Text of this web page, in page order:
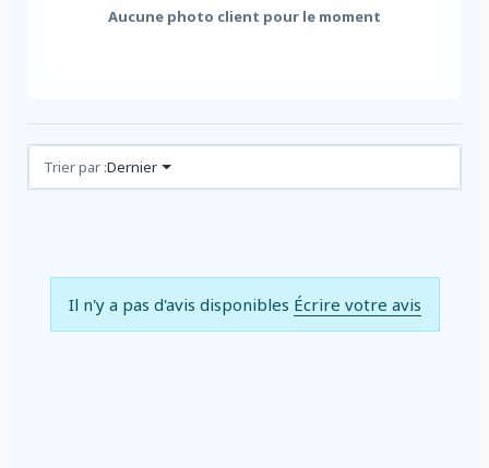
Aucune photo client pour le moment
Avis (0)
Trier par :Dernier
Il n'y a pas d'avis disponibles Écrire votre avis